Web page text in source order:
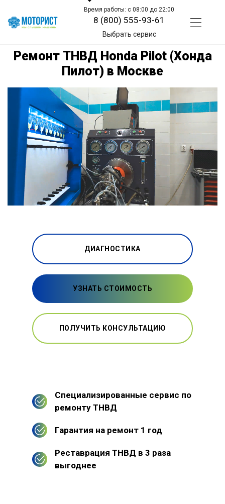
Время работы: с 08:00 до 22:00
8 (800) 555-93-61
Выбрать сервис
Ремонт ТНВД Honda Pilot (Хонда
Пилот) в Москве
ДИАГНОСТИКА
УЗНАТЬ СТОИМОСТЬ
ПОЛУЧИТЬ КОНСУЛЬТАЦИЮ
Специализированные сервис по
ремонту ТНВД
Гарантия на ремонт 1 год
Реставрация ТНВД в 3 раза
выгоднее